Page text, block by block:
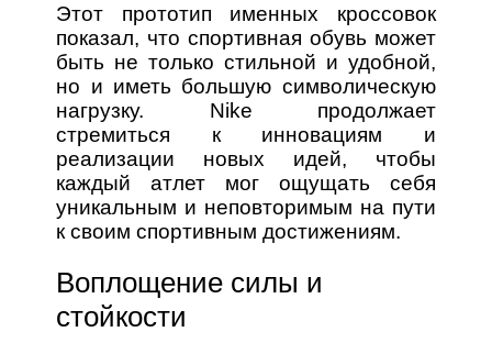
Этот прототип именных кроссовок
показал, что спортивная обувь может
быть не только стильной и удобной,
но и иметь большую символическую
нагрузку. Nike продолжает
стремиться к инновациям и
реализации новых идей, чтобы
каждый атлет мог ощущать себя
уникальным и неповторимым на пути
к своим спортивным достижениям.
Воплощение силы и
стойкости